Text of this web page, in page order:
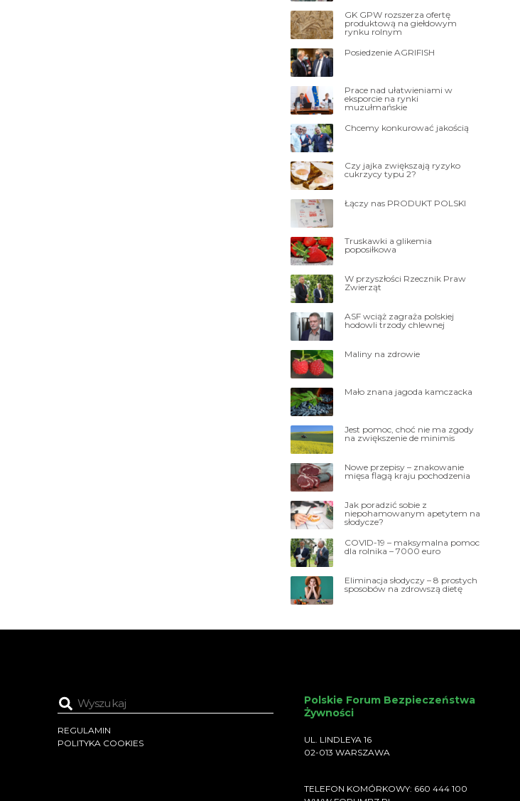
GK GPW rozszerza ofertę
produktową na giełdowym
rynku rolnym
Posiedzenie AGRIFISH
Prace nad ułatwieniami w
eksporcie na rynki
muzułmańskie
Chcemy konkurować jakością
Czy jajka zwiększają ryzyko
cukrzycy typu 2?
Łączy nas PRODUKT POLSKI
Truskawki a glikemia
poposiłkowa
W przyszłości Rzecznik Praw
Zwierząt
ASF wciąż zagraża polskiej
hodowli trzody chlewnej
Maliny na zdrowie
Mało znana jagoda kamczacka
Jest pomoc, choć nie ma zgody
na zwiększenie de minimis
Nowe przepisy – znakowanie
mięsa flagą kraju pochodzenia
Jak poradzić sobie z
niepohamowanym apetytem na
słodycze?
COVID-19 – maksymalna pomoc
dla rolnika – 7000 euro
Eliminacja słodyczy – 8 prostych
sposobów na zdrowszą dietę
REGULAMIN
POLITYKA COOKIES
Polskie Forum Bezpieczeństwa
Żywności
UL. LINDLEYA 16
02-013 WARSZAWA
TELEFON KOMÓRKOWY: 660 444 100